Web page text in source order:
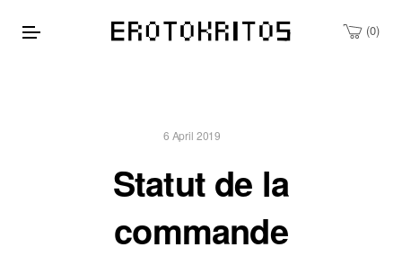
0
6 April 2019
Statut de la
commande